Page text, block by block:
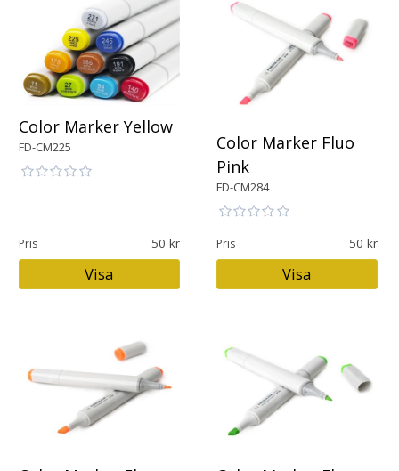
Color Marker Yellow
FD-CM225
Pris 50
Visa
Color Marker Fluo
Pink
FD-CM284
Pris 50
Visa